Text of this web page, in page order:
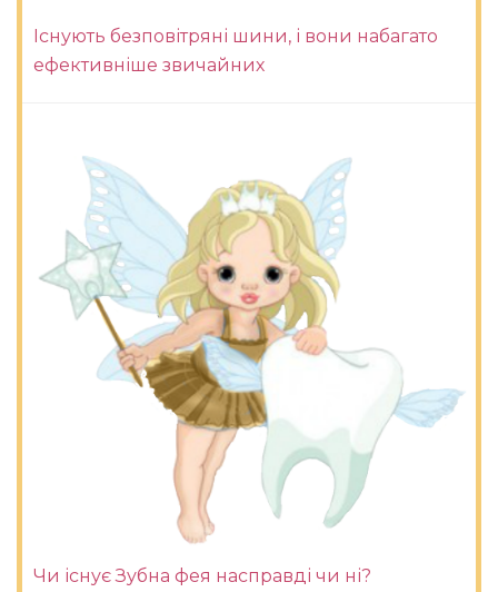
Існують безповітряні шини, і вони набагато
ефективніше звичайних
Чи існує Зубна фея насправді чи ні?